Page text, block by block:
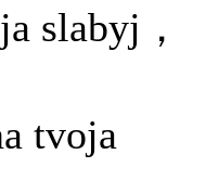
slabyj，
tvoja